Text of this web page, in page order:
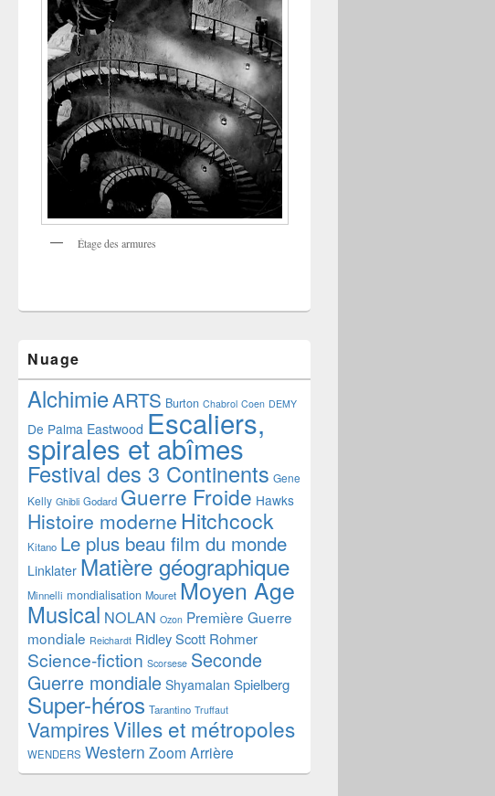
Étage des armures
Nuage
AlchimieARTS Burton Chabrol Coen DEMY
De Palma Eastwood Escaliers,
spirales et abîmes
Festival des 3 Continents Gene
Kelly Ghibli Godard Guerre Froide Hawks
Histoire moderne Hitchcock
Kitano Le plus beau film du monde
Linklater Matière géographique
Minnelli mondialisation Mouret Moyen Age
Musical NOLAN Ozon Première Guerre
mondiale Reichardt Ridley Scott Rohmer
Science-fiction Scorsese Seconde
Guerre mondiale Shyamalan Spielberg
Super-héros Tarantino Truffaut
VampiresVilles et métropoles
WENDERS Western Zoom Arrière